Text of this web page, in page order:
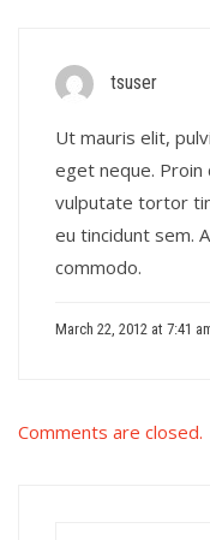
tsuser
Ut mauris elit,
eget neque.
vulputate tortor
eu tincidunt sem.
commodo.
March 22, 2012 at 7:41
Comments are closed.